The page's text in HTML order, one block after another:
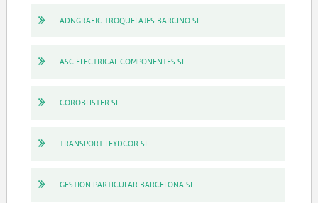
ADNGRAFIC TROQUELAJES BARCINO SL
ASC ELECTRICAL COMPONENTES SL
COROBLISTER SL
TRANSPORT LEYDCOR SL
GESTION PARTICULAR BARCELONA SL